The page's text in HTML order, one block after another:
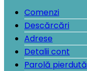
Comenzi
Descărcări
Adrese
Detalii cont
Parolă pierdută